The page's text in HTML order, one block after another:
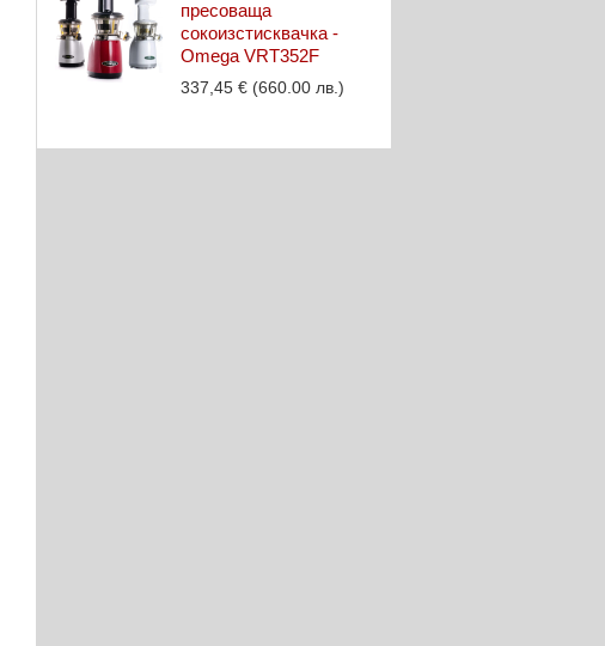
пресоваща
сокоизстисквачка -
Omega VRT352F
337,45 € (660.00 лв.)